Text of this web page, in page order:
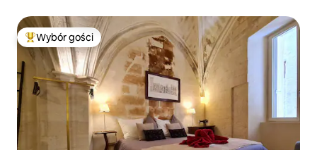
Najpopularniejsze z kategorii Wybór gości
Wybór gości